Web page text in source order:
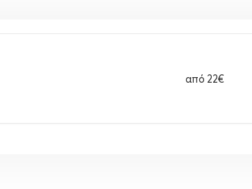
από 22€